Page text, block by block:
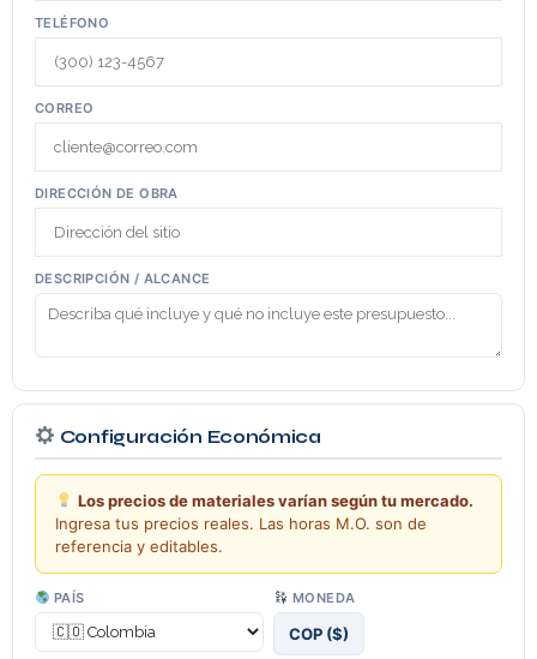
TELÉFONO
CORREO
DIRECCIÓN DE OBRA
DESCRIPCIÓN / ALCANCE
Configuración Económica
Los precios de materiales varían según tu mercado.
Ingresa tus precios reales. Las horas M.O. son de
referencia y editables.
PAÍS MONEDA
COP ($)